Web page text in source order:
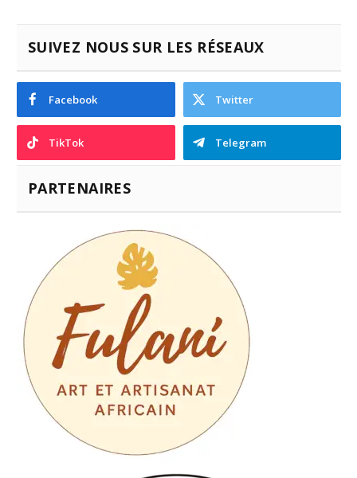
SUIVEZ NOUS SUR LES RÉSEAUX
Facebook Twitter
TikTok Telegram
PARTENAIRES